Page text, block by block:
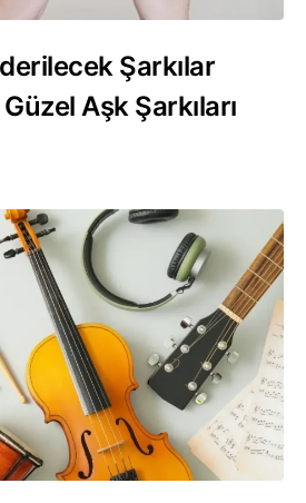
Şarkılar
Aşk Şarkıları